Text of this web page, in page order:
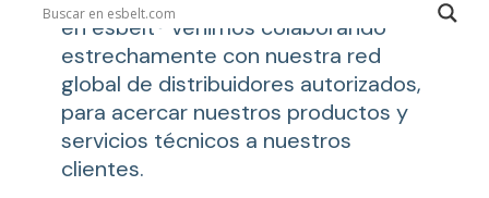
en esbelt® venimos colaborando
estrechamente con nuestra red
global de distribuidores autorizados,
para acercar nuestros productos y
servicios técnicos a nuestros
clientes.